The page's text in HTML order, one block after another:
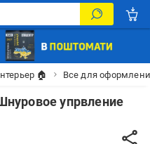
🏠 Все для
упрвление